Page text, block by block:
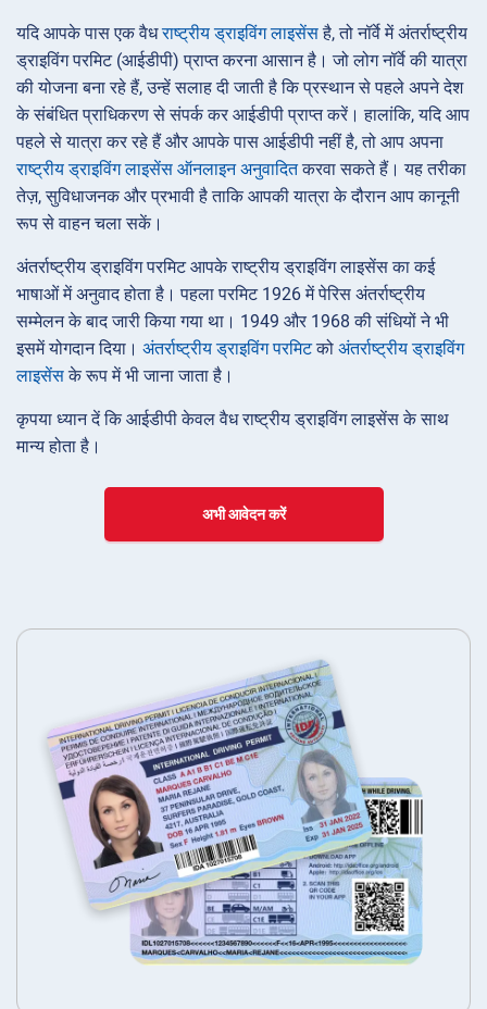
यदि आपके पास एक वैधराष्ट्रीय ड्राइविंग लाइसेंसहै, तो नॉर्वे में अंतर्राष्ट्रीय
ड्राइविंग परमिट (आईडीपी) प्राप्त करना आसान है। जो लोग नॉर्वे की यात्रा
की योजना बना रहे हैं, उन्हें सलाह दी जाती है कि प्रस्थान से पहले अपने देश
के संबंधित प्राधिकरण से संपर्क कर आईडीपी प्राप्त करें। हालांकि, यदि आप
पहले से यात्रा कर रहे हैं और आपके पास आईडीपी नहीं है, तो आप अपना
राष्ट्रीय ड्राइविंग लाइसेंस ऑनलाइन अनुवादितकरवा सकते हैं। यह तरीका
तेज़, सुविधाजनक और प्रभावी है ताकि आपकी यात्रा के दौरान आप कानूनी
रूप से वाहन चला सकें।
अंतर्राष्ट्रीय ड्राइविंग परमिट आपके राष्ट्रीय ड्राइविंग लाइसेंस का कई
भाषाओं में अनुवाद होता है। पहला परमिट 1926 में पेरिस अंतर्राष्ट्रीय
सम्मेलन के बाद जारी किया गया था। 1949 और 1968 की संधियों ने भी
इसमें योगदान दिया। अंतर्राष्ट्रीय ड्राइविंग परमिटको अंतर्राष्ट्रीय ड्राइविंग
लाइसेंसके रूप में भी जाना जाता है।
कृपया ध्यान दें कि आईडीपी केवल वैध राष्ट्रीय ड्राइविंग लाइसेंस के साथ
मान्य होता है।
अभी आवेदन करें